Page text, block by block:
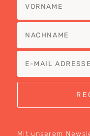
Mit unserem